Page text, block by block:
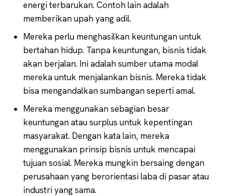
energi terbarukan. Contoh lain adalah
memberikan upah yang adil.
Mereka perlu menghasilkan keuntungan untuk
bertahan hidup. Tanpa keuntungan, bisnis tidak
akan berjalan. Ini adalah sumber utama modal
mereka untuk menjalankan bisnis. Mereka tidak
bisa mengandalkan sumbangan seperti amal.
Mereka menggunakan sebagian besar
keuntungan atau surplus untuk kepentingan
masyarakat. Dengan kata lain, mereka
menggunakan prinsip bisnis untuk mencapai
tujuan sosial. Mereka mungkin bersaing dengan
perusahaan yang berorientasi laba di pasar atau
industri yang sama.